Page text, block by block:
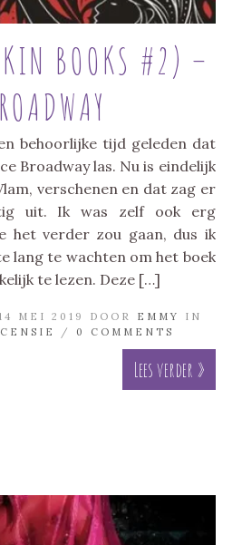
BOOKS #2) –
behoorlijke tijd geleden dat
Broadway las. Nu is eindelijk
verschenen en dat zag er
uit. Ik was zelf ook erg
het verder zou gaan, dus ik
lang te wachten om het boek
te lezen. Deze […]
MEI 2019 DOOR EMMY
IN
/ 0 COMMENTS
Lees verder »